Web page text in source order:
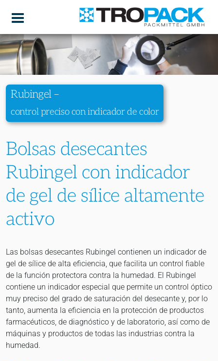
Rubingel –
control preciso con indicador de color
Bolsas desecantes
Rubingel con indicador
de gel de sílice altamente
activo
Las bolsas desecantes Rubingel contienen un indicador de
gel de sílice de alta eficiencia, que facilita un control fiable
de la función protectora contra la humedad. El Rubingel
contiene un indicador especial que permite un control óptico
muy preciso del grado de saturación del desecante y, por lo
tanto, aumenta la eficiencia en la protección de productos
farmacéuticos, de diagnóstico y de laboratorio, así como de
máquinas y productos de todas las industrias contra la
humedad.